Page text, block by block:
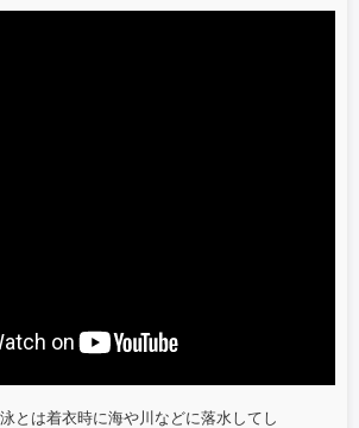
とは着衣時に海や川などに落水してし